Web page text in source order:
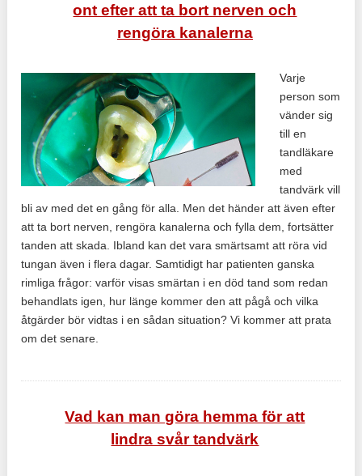
ont efter att ta bort nerven och
rengöra kanalerna
Varje
person som
vänder sig
till en
tandläkare
med
tandvärk vill
bli av med det en gång för alla. Men det händer att även efter
att ta bort nerven, rengöra kanalerna och fylla dem, fortsätter
tanden att skada. Ibland kan det vara smärtsamt att röra vid
tungan även i flera dagar. Samtidigt har patienten ganska
rimliga frågor: varför visas smärtan i en död tand som redan
behandlats igen, hur länge kommer den att pågå och vilka
åtgärder bör vidtas i en sådan situation? Vi kommer att prata
om det senare.
Vad kan man göra hemma för att
lindra svår tandvärk